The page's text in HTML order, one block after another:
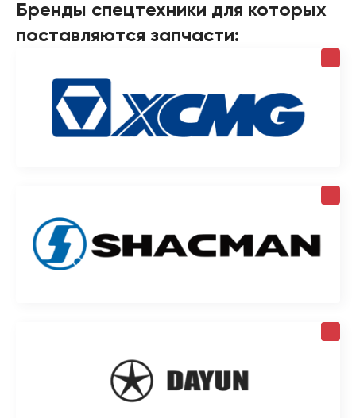
Бренды спецтехники для которых
поставляются запчасти: